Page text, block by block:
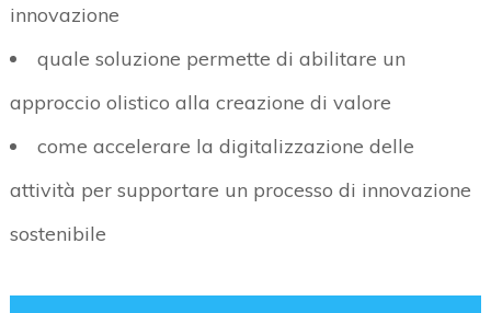
innovazione
quale soluzione permette di abilitare un
approccio olistico alla creazione di valore
come accelerare la digitalizzazione delle
attività per supportare un processo di innovazione
sostenibile